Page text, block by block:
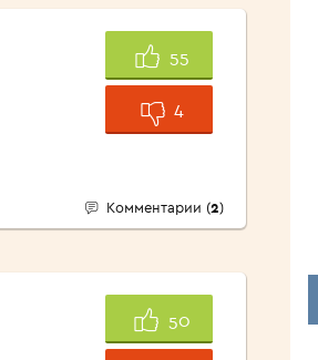
55
4
Комментарии (2)
50